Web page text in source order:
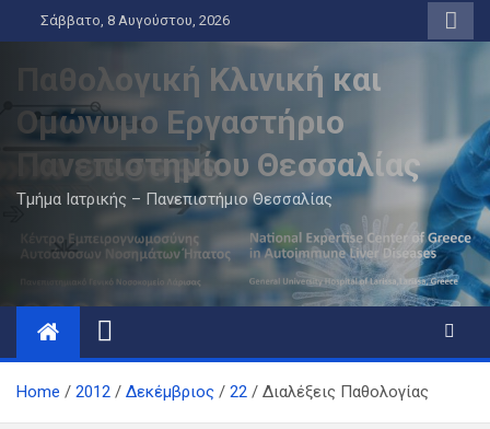
to
Σάββατο, 8 Αυγούστου, 2026
Παθολογική Κλινική και
Ομώνυμο Εργαστήριο
Πανεπιστημίου Θεσσαλίας
Τμήμα Ιατρικής – Πανεπιστήμιο Θεσσαλίας
Home 2012 Δεκέμβριος 22 Διαλέξεις Παθολογίας